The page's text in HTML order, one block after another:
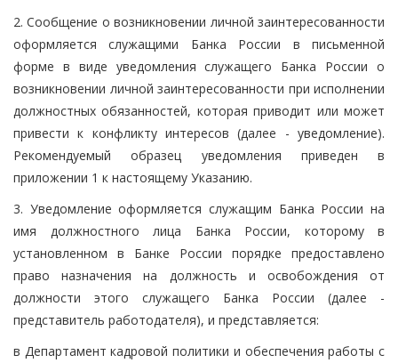
2. Сообщение о возникновении личной заинтересованности
оформляется служащими Банка России в письменной
форме в виде уведомления служащего Банка России о
возникновении личной заинтересованности при исполнении
должностных обязанностей, которая приводит или может
привести к конфликту интересов (далее - уведомление).
Рекомендуемый образец уведомления приведен в
приложении 1 к настоящему Указанию.
3. Уведомление оформляется служащим Банка России на
имя должностного лица Банка России, которому в
установленном в Банке России порядке предоставлено
право назначения на должность и освобождения от
должности этого служащего Банка России (далее -
представитель работодателя), и представляется:
в Департамент кадровой политики и обеспечения работы с